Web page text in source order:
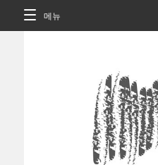
메뉴